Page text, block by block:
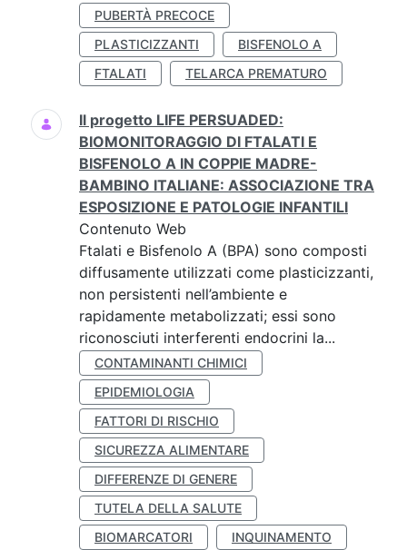
PUBERTÀ PRECOCE
PLASTICIZZANTI
BISFENOLO A
FTALATI
TELARCA PREMATURO
Il progetto LIFE PERSUADED:
BIOMONITORAGGIO DI FTALATI E
BISFENOLO A IN COPPIE MADRE-
BAMBINO ITALIANE: ASSOCIAZIONE TRA
ESPOSIZIONE E PATOLOGIE INFANTILI
Contenuto Web
Ftalati e Bisfenolo A (BPA) sono composti
diffusamente utilizzati come plasticizzanti,
non persistenti nell’ambiente e
rapidamente metabolizzati; essi sono
riconosciuti interferenti endocrini la...
CONTAMINANTI CHIMICI
EPIDEMIOLOGIA
FATTORI DI RISCHIO
SICUREZZA ALIMENTARE
DIFFERENZE DI GENERE
TUTELA DELLA SALUTE
BIOMARCATORI
INQUINAMENTO